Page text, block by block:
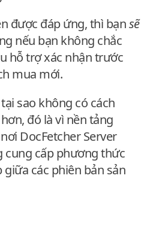
được đáp ứng, thì bạnsẽ
nếu bạn không chắc
hỗ trợ xác nhận trước
mua mới.
sao không có cách
đó là vì nền tảng
DocFetcher Server
cung cấp phương thức
các phiên bản sản